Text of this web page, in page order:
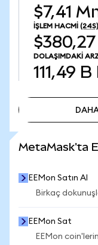
$7,41
İŞLEM HACMI (24S)
DOLAŞIMDAKI
111,49 B
MetaMask'ta
EEMon Satın Al
Birkaç
EEMon Sat
EEMon